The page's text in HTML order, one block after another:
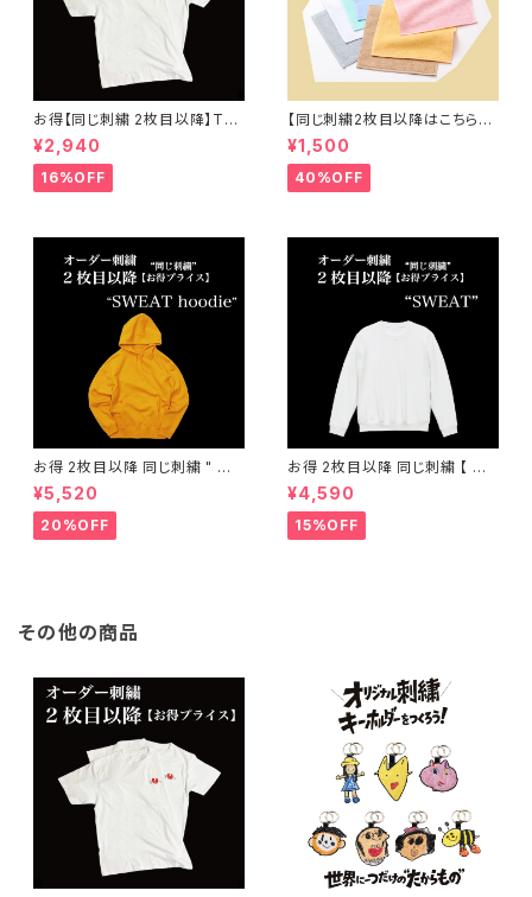
お得【同じ刺繍 2枚目以降】Tシ
ャツ オーダー 刺繍 ( メンズ 、 レ
ディース ) 大人 子供
¥2,940
16%OFF
【同じ刺繍2枚目以降はこちら】
オーダー刺繍 "両面パイル"ハン
ドタオル
¥1,500
40%OFF
お得 2枚目以降 同じ刺繍 " オ
ーダー刺繍 パーカー "
¥5,520
20%OFF
お得 2枚目以降 同じ刺繍 【 オ
ーダー刺繍 クルーネックスウェ
ット 】
¥4,590
15%OFF
その他の商品